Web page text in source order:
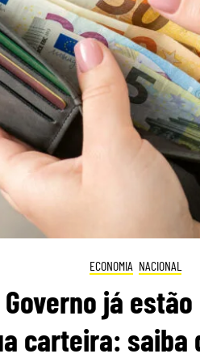
ECONOMIA NACIONAL
já
carteira: